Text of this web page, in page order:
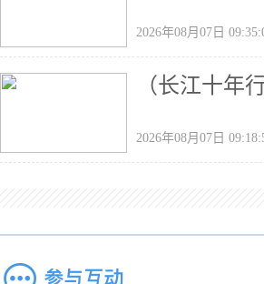
2026年08月07日
（长江十年
2026年08月07日